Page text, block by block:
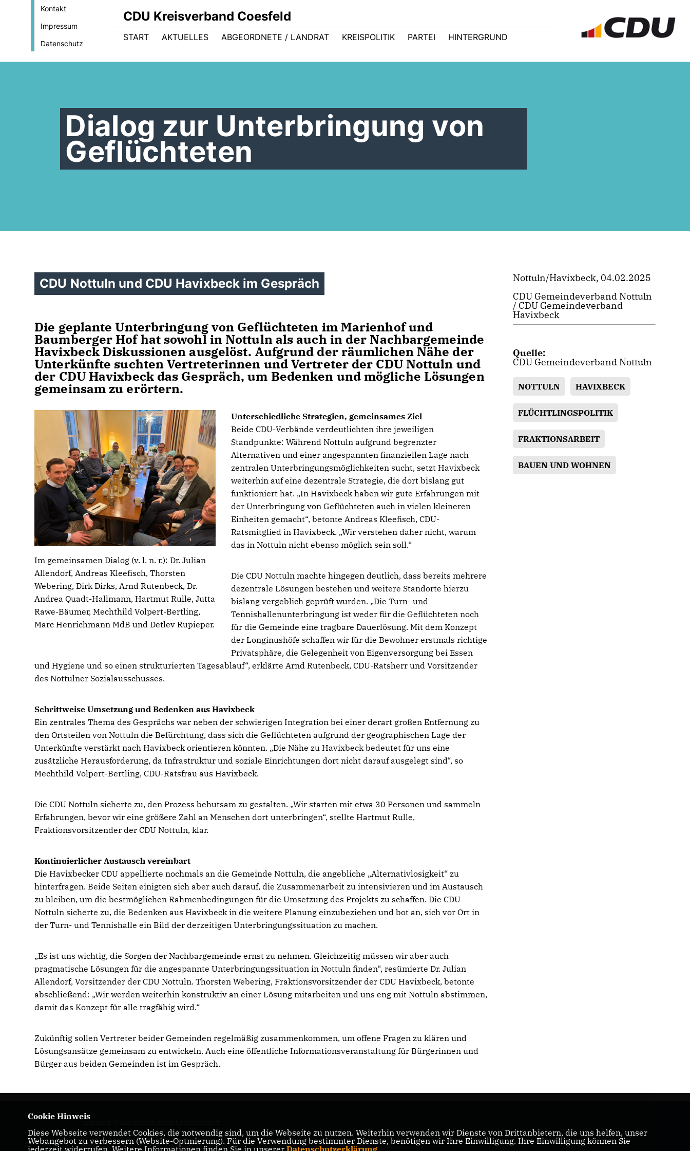
Kontakt
Impressum
Datenschutz
CDU Kreisverband Coesfeld
START AKTUELLES ABGEORDNETE / LANDRAT KREISPOLITIK PARTEI HINTERGRUND
Dialog zur Unterbringung von
Geflüchteten
CDU Nottuln und CDU Havixbeck im Gespräch
Die geplante Unterbringung von Geflüchteten im Marienhof und
Baumberger Hof hat sowohl in Nottuln als auch in der Nachbargemeinde
Havixbeck Diskussionen ausgelöst. Aufgrund der räumlichen Nähe der
Unterkünfte suchten Vertreterinnen und Vertreter der CDU Nottuln und
der CDU Havixbeck das Gespräch, um Bedenken und mögliche Lösungen
gemeinsam zu erörtern.
Im gemeinsamen Dialog (v. l. n. r.): Dr. Julian
Allendorf, Andreas Kleefisch, Thorsten
Webering, Dirk Dirks, Arnd Rutenbeck, Dr.
Andrea Quadt-Hallmann, Hartmut Rulle, Jutta
Rawe-Bäumer, Mechthild Volpert-Bertling,
Marc Henrichmann MdB und Detlev Rupieper.
Unterschiedliche Strategien, gemeinsames Ziel
Beide CDU-Verbände verdeutlichten ihre jeweiligen
Standpunkte: Während Nottuln aufgrund begrenzter
Alternativen und einer angespannten finanziellen Lage nach
zentralen Unterbringungsmöglichkeiten sucht, setzt Havixbeck
weiterhin auf eine dezentrale Strategie, die dort bislang gut
funktioniert hat. „In Havixbeck haben wir gute Erfahrungen mit
der Unterbringung von Geflüchteten auch in vielen kleineren
Einheiten gemacht“, betonte Andreas Kleefisch, CDU-
Ratsmitglied in Havixbeck. „Wir verstehen daher nicht, warum
das in Nottuln nicht ebenso möglich sein soll.“
Die CDU Nottuln machte hingegen deutlich, dass bereits mehrere
dezentrale Lösungen bestehen und weitere Standorte hierzu
bislang vergeblich geprüft wurden. „Die Turn- und
Tennishallenunterbringung ist weder für die Geflüchteten noch
für die Gemeinde eine tragbare Dauerlösung. Mit dem Konzept
der Longinushöfe schaffen wir für die Bewohner erstmals richtige
Privatsphäre, die Gelegenheit von Eigenversorgung bei Essen
und Hygiene und so einen strukturierten Tagesablauf“, erklärte Arnd Rutenbeck, CDU-Ratsherr und Vorsitzender
des Nottulner Sozialausschusses.
Schrittweise Umsetzung und Bedenken aus Havixbeck
Ein zentrales Thema des Gesprächs war neben der schwierigen Integration bei einer derart großen Entfernung zu
den Ortsteilen von Nottuln die Befürchtung, dass sich die Geflüchteten aufgrund der geographischen Lage der
Unterkünfte verstärkt nach Havixbeck orientieren könnten. „Die Nähe zu Havixbeck bedeutet für uns eine
zusätzliche Herausforderung, da Infrastruktur und soziale Einrichtungen dort nicht darauf ausgelegt sind“, so
Mechthild Volpert-Bertling, CDU-Ratsfrau aus Havixbeck.
Die CDU Nottuln sicherte zu, den Prozess behutsam zu gestalten. „Wir starten mit etwa 30 Personen und sammeln
Erfahrungen, bevor wir eine größere Zahl an Menschen dort unterbringen“, stellte Hartmut Rulle,
Fraktionsvorsitzender der CDU Nottuln, klar.
Kontinuierlicher Austausch vereinbart
Die Havixbecker CDU appellierte nochmals an die Gemeinde Nottuln, die angebliche „Alternativlosigkeit“ zu
hinterfragen. Beide Seiten einigten sich aber auch darauf, die Zusammenarbeit zu intensivieren und im Austausch
zu bleiben, um die bestmöglichen Rahmenbedingungen für die Umsetzung des Projekts zu schaffen. Die CDU
Nottuln sicherte zu, die Bedenken aus Havixbeck in die weitere Planung einzubeziehen und bot an, sich vor Ort in
der Turn- und Tennishalle ein Bild der derzeitigen Unterbringungssituation zu machen.
Es ist uns wichtig, die Sorgen der Nachbargemeinde ernst zu nehmen. Gleichzeitig müssen wir aber auch
pragmatische Lösungen für die angespannte Unterbringungssituation in Nottuln finden“, resümierte Dr. Julian
Allendorf, Vorsitzender der CDU Nottuln. Thorsten Webering, Fraktionsvorsitzender der CDU Havixbeck, betonte
abschließend: „Wir werden weiterhin konstruktiv an einer Lösung mitarbeiten und uns eng mit Nottuln abstimmen,
damit das Konzept für alle tragfähig wird.“
Zukünftig sollen Vertreter beider Gemeinden regelmäßig zusammenkommen, um offene Fragen zu klären und
Lösungsansätze gemeinsam zu entwickeln. Auch eine öffentliche Informationsveranstaltung für Bürgerinnen und
Bürger aus beiden Gemeinden ist im Gespräch.
Nottuln/Havixbeck, 04.02.2025
CDU Gemeindeverband Nottuln
/ CDU Gemeindeverband
Havixbeck
Quelle:
CDU Gemeindeverband Nottuln
NOTTULN HAVIXBECK
FLÜCHTLINGSPOLITIK
FRAKTIONSARBEIT
BAUEN UND WOHNEN
Herzlich Willkommen beim Kreisverband
Coesfeld! Hier erhalten Sie Informationen über
die politische Arbeit und Termine.
CDU NRW
Cookie Hinweis
Diese Webseite verwendet Cookies, die notwendig sind, um die Webseite zu nutzen. Weiterhin verwenden wir Dienste von Drittanbietern, die uns helfen, unser
Webangebot zu verbessern (Website-Optmierung). Für die Verwendung bestimmter Dienste, benötigen wir Ihre Einwilligung. Ihre Einwilligung können Sie
jederzeit widerrufen. Weitere Informationen finden Sie in unserer Datenschutzerklärung.